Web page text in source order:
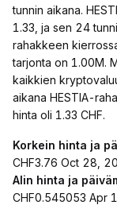
tunnin aikana.
1.33, ja sen 24
rahakkeen
tarjonta on 1.00M.
kaikkien
aikana HESTIA-
hinta oli 1.33 CHF.
Korkein hinta ja
CHF3.76 Oct 28,
Alin hinta ja
CHF0.545053 Apr